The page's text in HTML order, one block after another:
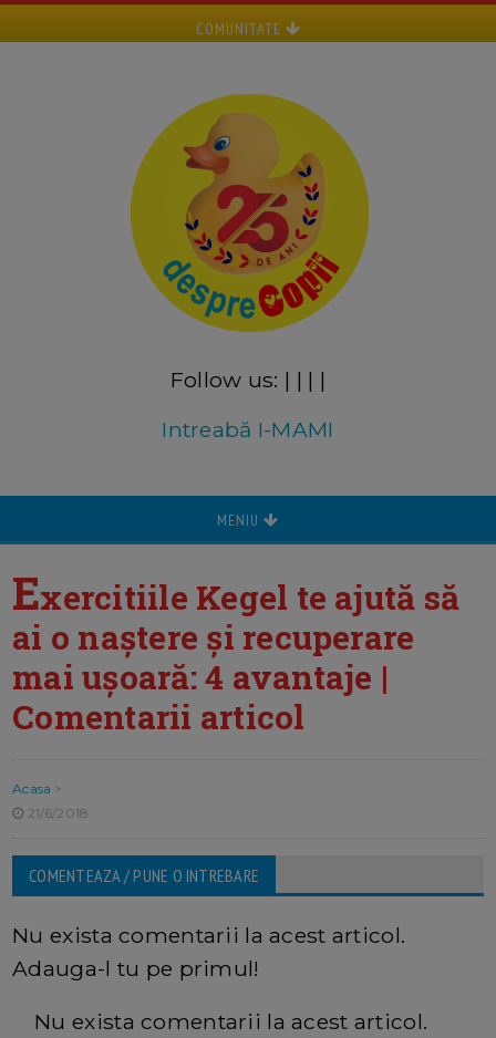
COMUNITATE
Follow us: | | | |
Intreabă I-MAMI
MENIU
Exercitiile Kegel te ajută să
ai o naștere și recuperare
mai ușoară: 4 avantaje |
Comentarii articol
Acasa >
21/6/2018
COMENTEAZA / PUNE O INTREBARE
Nu exista comentarii la acest articol.
Adauga-l tu pe primul!
Nu exista comentarii la acest articol.